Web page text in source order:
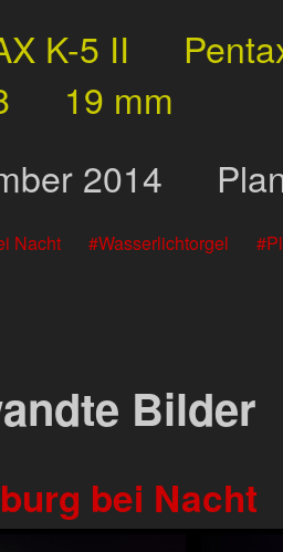
K-5 II
19 mm
2014
Nacht Wasserlichtorgel
Bilder
bei Nacht